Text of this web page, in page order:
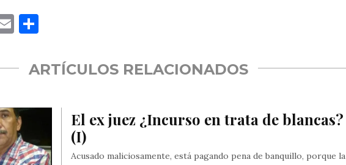
EmailCompartir
ARTÍCULOS RELACIONADOS
El ex juez ¿Incurso en trata de blancas?
(I)
Acusado maliciosamente, está pagando pena de banquillo, porque la